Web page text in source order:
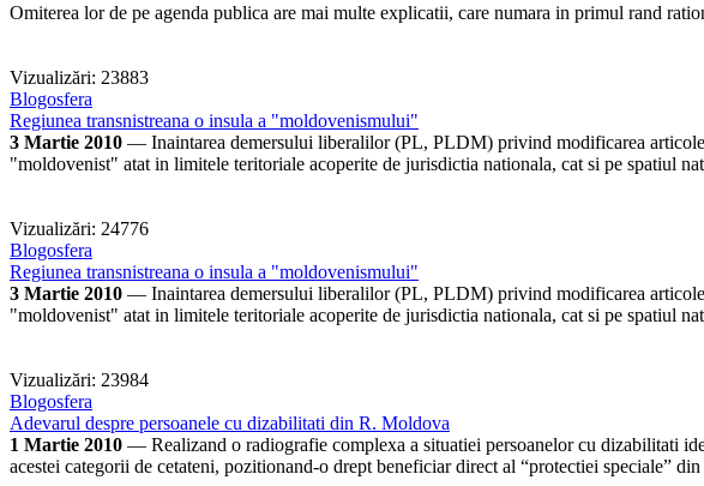
Omiterea lor de pe agenda publica are mai multe explicatii, care numara in primul rand
Vizualizări: 23883
Blogosfera
Regiunea transnistreana o insula a "moldovenismului"
3 Martie 2010 — Inaintarea demersului liberalilor (PL, PLDM) privind modificarea
"moldovenist" atat in limitele teritoriale acoperite de jurisdictia nationala, cat si pe spatiul
Vizualizări: 24776
Blogosfera
Regiunea transnistreana o insula a "moldovenismului"
3 Martie 2010 — Inaintarea demersului liberalilor (PL, PLDM) privind modificarea
"moldovenist" atat in limitele teritoriale acoperite de jurisdictia nationala, cat si pe spatiul
Vizualizări: 23984
Blogosfera
Adevarul despre persoanele cu dizabilitati din R. Moldova
1 Martie 2010 — Realizand o radiografie complexa a situatiei persoanelor cu dizabilitati
acestei categorii de cetateni, pozitionand-o drept beneficiar direct al “protectiei speciale”